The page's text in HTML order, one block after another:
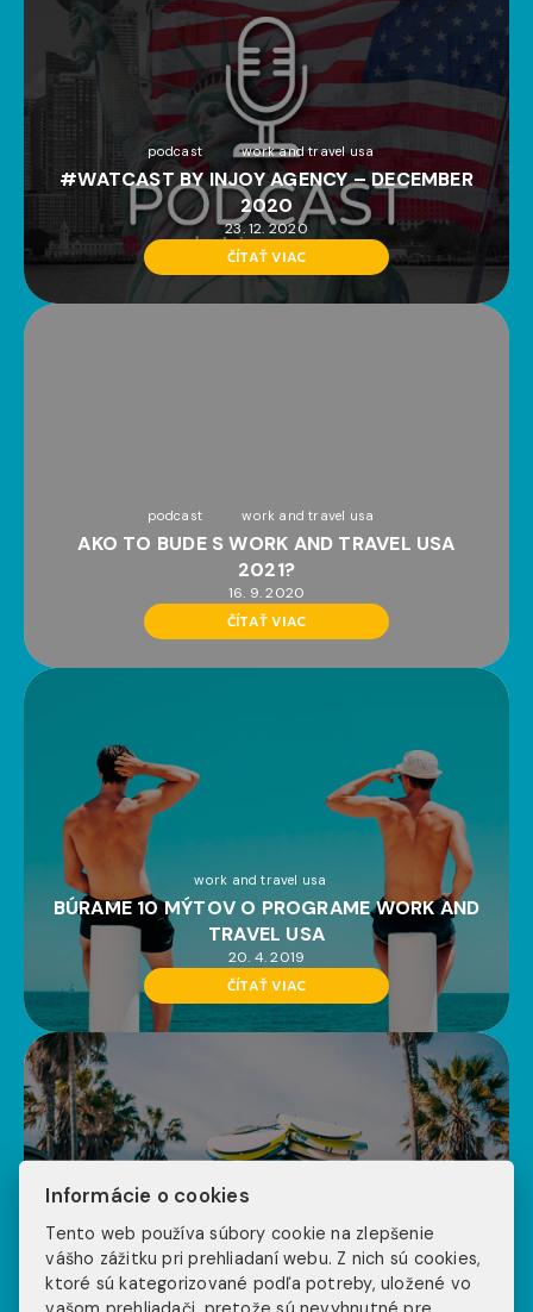
podcast work and travel usa
#WATCAST BY INJOY AGENCY – DECEMBER
2020
23. 12. 2020
ČÍTAŤ VIAC
podcast work and travel usa
AKO TO BUDE S WORK AND TRAVEL USA
2021?
16. 9. 2020
ČÍTAŤ VIAC
work and travel usa
BÚRAME 10 MÝTOV O PROGRAME WORK AND
TRAVEL USA
20. 4. 2019
ČÍTAŤ VIAC
work and travel usa
WELCOME TO MIAMI – INJOY TURISTICKÝ
SPRIEVODCA
Informácie o cookies
Tento web používa súbory cookie na zlepšenie
vášho zážitku pri prehliadaní webu. Z nich sú cookies,
ktoré sú kategorizované podľa potreby, uložené vo